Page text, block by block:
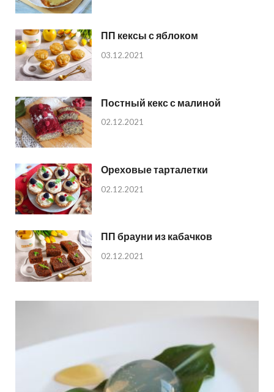
ПП кексы с яблоком
03.12.2021
Постный кекс с малиной
02.12.2021
Ореховые тарталетки
02.12.2021
ПП брауни из кабачков
02.12.2021